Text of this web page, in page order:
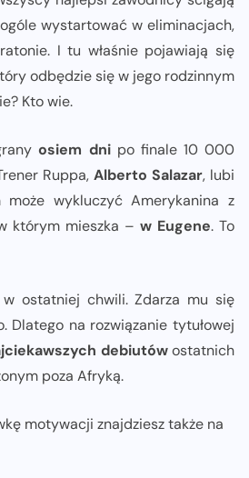
wystartować w eliminacjach,
I tu właśnie pojawiają się
odbędzie się w jego rodzinnym
Kto wie.
osiem dnipo finale 10 000
Ruppa,Alberto Salazar, lubi
wykluczyć Amerykanina z
którym mieszka – w Eugene. To
ostatniej chwili. Zdarza mu się
Dlatego na rozwiązanie tytułowej
debiutówostatnich
poza Afryką.
motywacji znajdziesz także na